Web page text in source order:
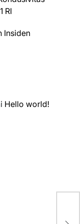
RI
Insiden
Hello world!